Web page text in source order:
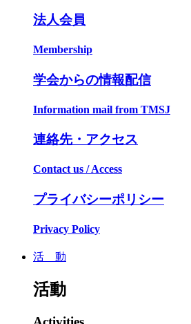
法人会員
Membership
学会からの情報配信
Information mail from TMSJ
連絡先・アクセス
Contact us / Access
プライバシーポリシー
Privacy Policy
活 動
活動